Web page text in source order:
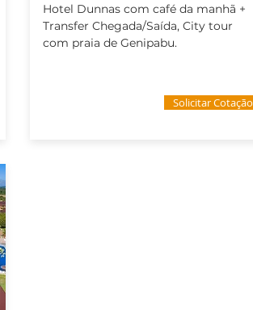
Hotel Dunnas com café da manhã +
Transfer Chegada/Saída, City tour
com praia de Genipabu.
Solicitar Cotação